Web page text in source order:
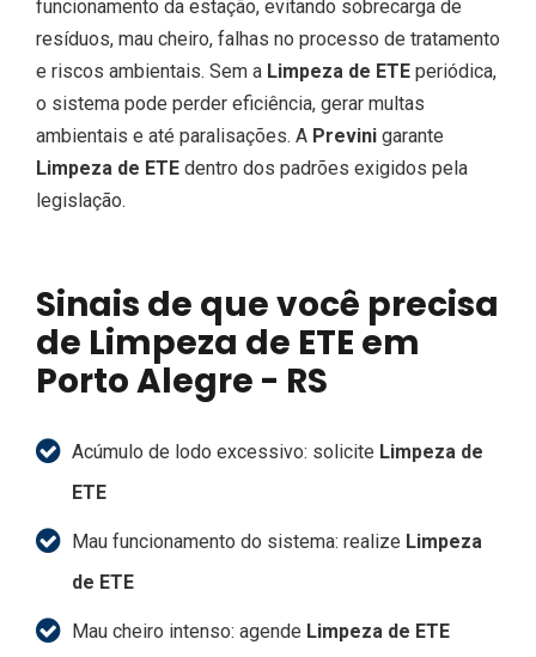
funcionamento da estação, evitando sobrecarga de
resíduos, mau cheiro, falhas no processo de tratamento
e riscos ambientais. Sem a Limpeza de ETE periódica,
o sistema pode perder eficiência, gerar multas
ambientais e até paralisações. A Previni garante
Limpeza de ETE dentro dos padrões exigidos pela
legislação.
Sinais de que você precisa
de Limpeza de ETE em
Porto Alegre - RS
Acúmulo de lodo excessivo: solicite Limpeza de
ETE
Mau funcionamento do sistema: realize Limpeza
de ETE
Mau cheiro intenso: agende Limpeza de ETE